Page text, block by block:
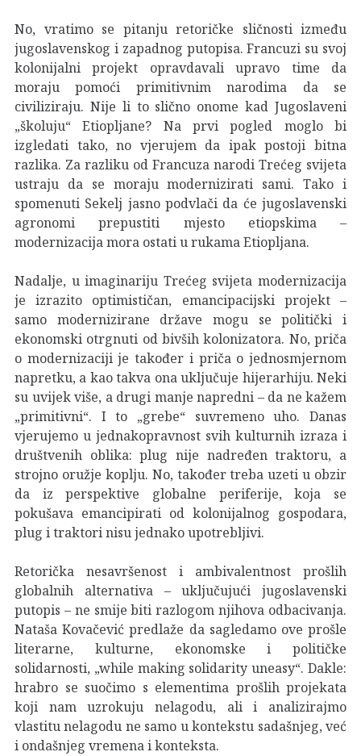
No, vratimo se pitanju retoričke sličnosti između
jugoslavenskog i zapadnog putopisa. Francuzi su svoj
kolonijalni projekt opravdavali upravo time da
moraju pomoći primitivnim narodima da se
civiliziraju. Nije li to slično onome kad Jugoslaveni
„školuju“ Etiopljane? Na prvi pogled moglo bi
izgledati tako, no vjerujem da ipak postoji bitna
razlika. Za razliku od Francuza narodi Trećeg svijeta
ustraju da se moraju modernizirati sami. Tako i
spomenuti Sekelj jasno podvlači da će jugoslavenski
agronomi prepustiti mjesto etiopskima –
modernizacija mora ostati u rukama Etiopljana.
Nadalje, u imaginariju Trećeg svijeta modernizacija
je izrazito optimističan, emancipacijski projekt –
samo modernizirane države mogu se politički i
ekonomski otrgnuti od bivših kolonizatora. No, priča
o modernizaciji je također i priča o jednosmjernom
napretku, a kao takva ona uključuje hijerarhiju. Neki
su uvijek više, a drugi manje napredni – da ne kažem
„primitivni“. I to „grebe“ suvremeno uho. Danas
vjerujemo u jednakopravnost svih kulturnih izraza i
društvenih oblika: plug nije nadređen traktoru, a
strojno oružje koplju. No, također treba uzeti u obzir
da iz perspektive globalne periferije, koja se
pokušava emancipirati od kolonijalnog gospodara,
plug i traktori nisu jednako upotrebljivi.
Retorička nesavršenost i ambivalentnost prošlih
globalnih alternativa – uključujući jugoslavenski
putopis – ne smije biti razlogom njihova odbacivanja.
Nataša Kovačević predlaže da sagledamo ove prošle
literarne, kulturne, ekonomske i političke
solidarnosti, „while making solidarity uneasy“. Dakle:
hrabro se suočimo s elementima prošlih projekata
koji nam uzrokuju nelagodu, ali i analizirajmo
vlastitu nelagodu ne samo u kontekstu sadašnjeg, već
i ondašnjeg vremena i konteksta.